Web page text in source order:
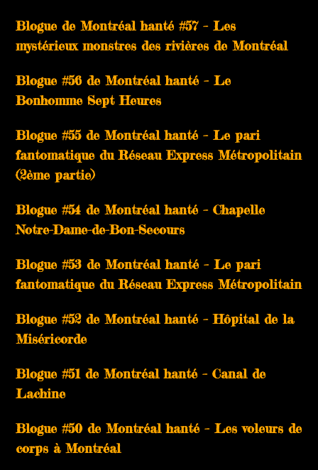
Blogue de Montréal hanté #57 – Les
mystérieux monstres des rivières de Montréal
Blogue #56 de Montréal hanté – Le
Bonhomme Sept Heures
Blogue #55 de Montréal hanté – Le pari
fantomatique du Réseau Express Métropolitain
(2ème partie)
Blogue #54 de Montréal hanté – Chapelle
Notre-Dame-de-Bon-Secours
Blogue #53 de Montréal hanté – Le pari
fantomatique du Réseau Express Métropolitain
Blogue #52 de Montréal hanté – Hôpital de la
Miséricorde
Blogue #51 de Montréal hanté – Canal de
Lachine
Blogue #50 de Montréal hanté – Les voleurs de
corps à Montréal